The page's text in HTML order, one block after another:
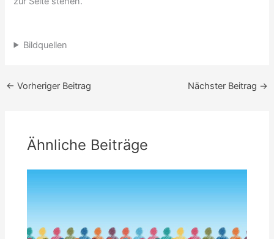
Bildquellen
← Vorheriger Beitrag Nächster Beitrag →
Ähnliche Beiträge